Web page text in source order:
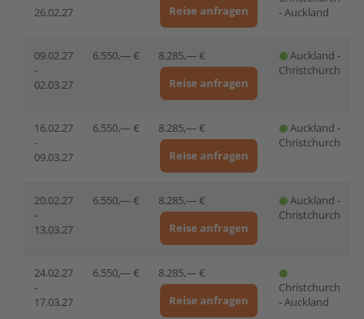
26.02.27
Reise anfragen
- Auckland
09.02.27
-
02.03.27
6.550,— €
8.285,— €
Reise anfragen
Auckland -
Christchurch
16.02.27
-
09.03.27
6.550,— €
8.285,— €
Reise anfragen
Auckland -
Christchurch
20.02.27
-
13.03.27
6.550,— €
8.285,— €
Reise anfragen
Auckland -
Christchurch
24.02.27
-
17.03.27
6.550,— €
8.285,— €
Reise anfragen
Christchurch
- Auckland